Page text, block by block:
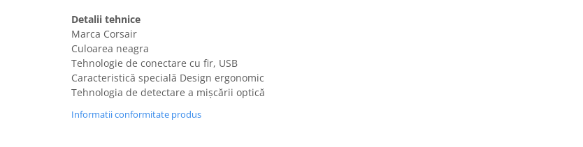
Ingrijire Locuinta
Purificatoare de aer
Detalii tehnice
Marca Corsair
Culoarea neagra
Tehnologie de conectare cu fir, USB
Caracteristică specială Design ergonomic
Tehnologia de detectare a mișcării optică
Informatii conformitate produs